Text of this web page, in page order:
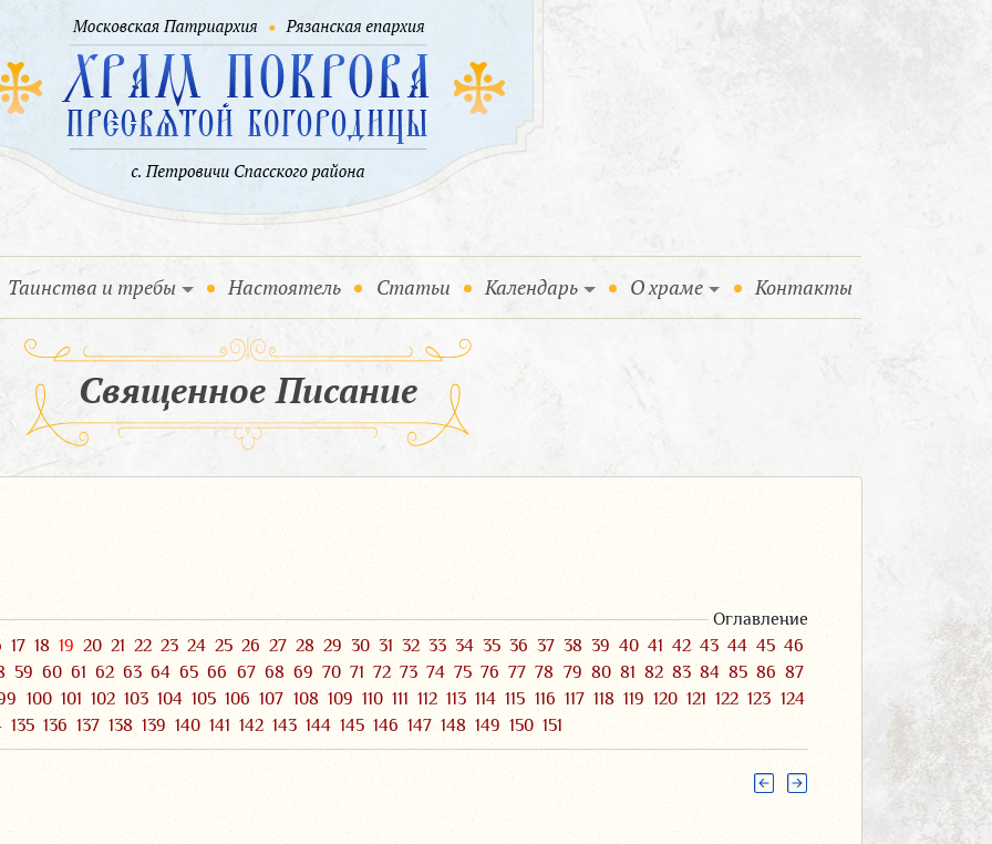
Таинства и требы Настоятель Статьи Календарь О храме Контакты
Священное Писание
Оглавление
17 18 19 20 21 22 23 24 25 26 27 28 29 30 31 32 33 34 35 36 37 38 39 40 41 42 43 44 45 46
59 60 61 62 63 64 65 66 67 68 69 70 71 72 73 74 75 76 77 78 79 80 81 82 83 84 85 86 87
100 101 102 103 104 105 106 107 108 109 110 111 112 113 114 115 116 117 118 119 120 121 122 123 124
135 136 137 138 139 140 141 142 143 144 145 146 147 148 149 150 151